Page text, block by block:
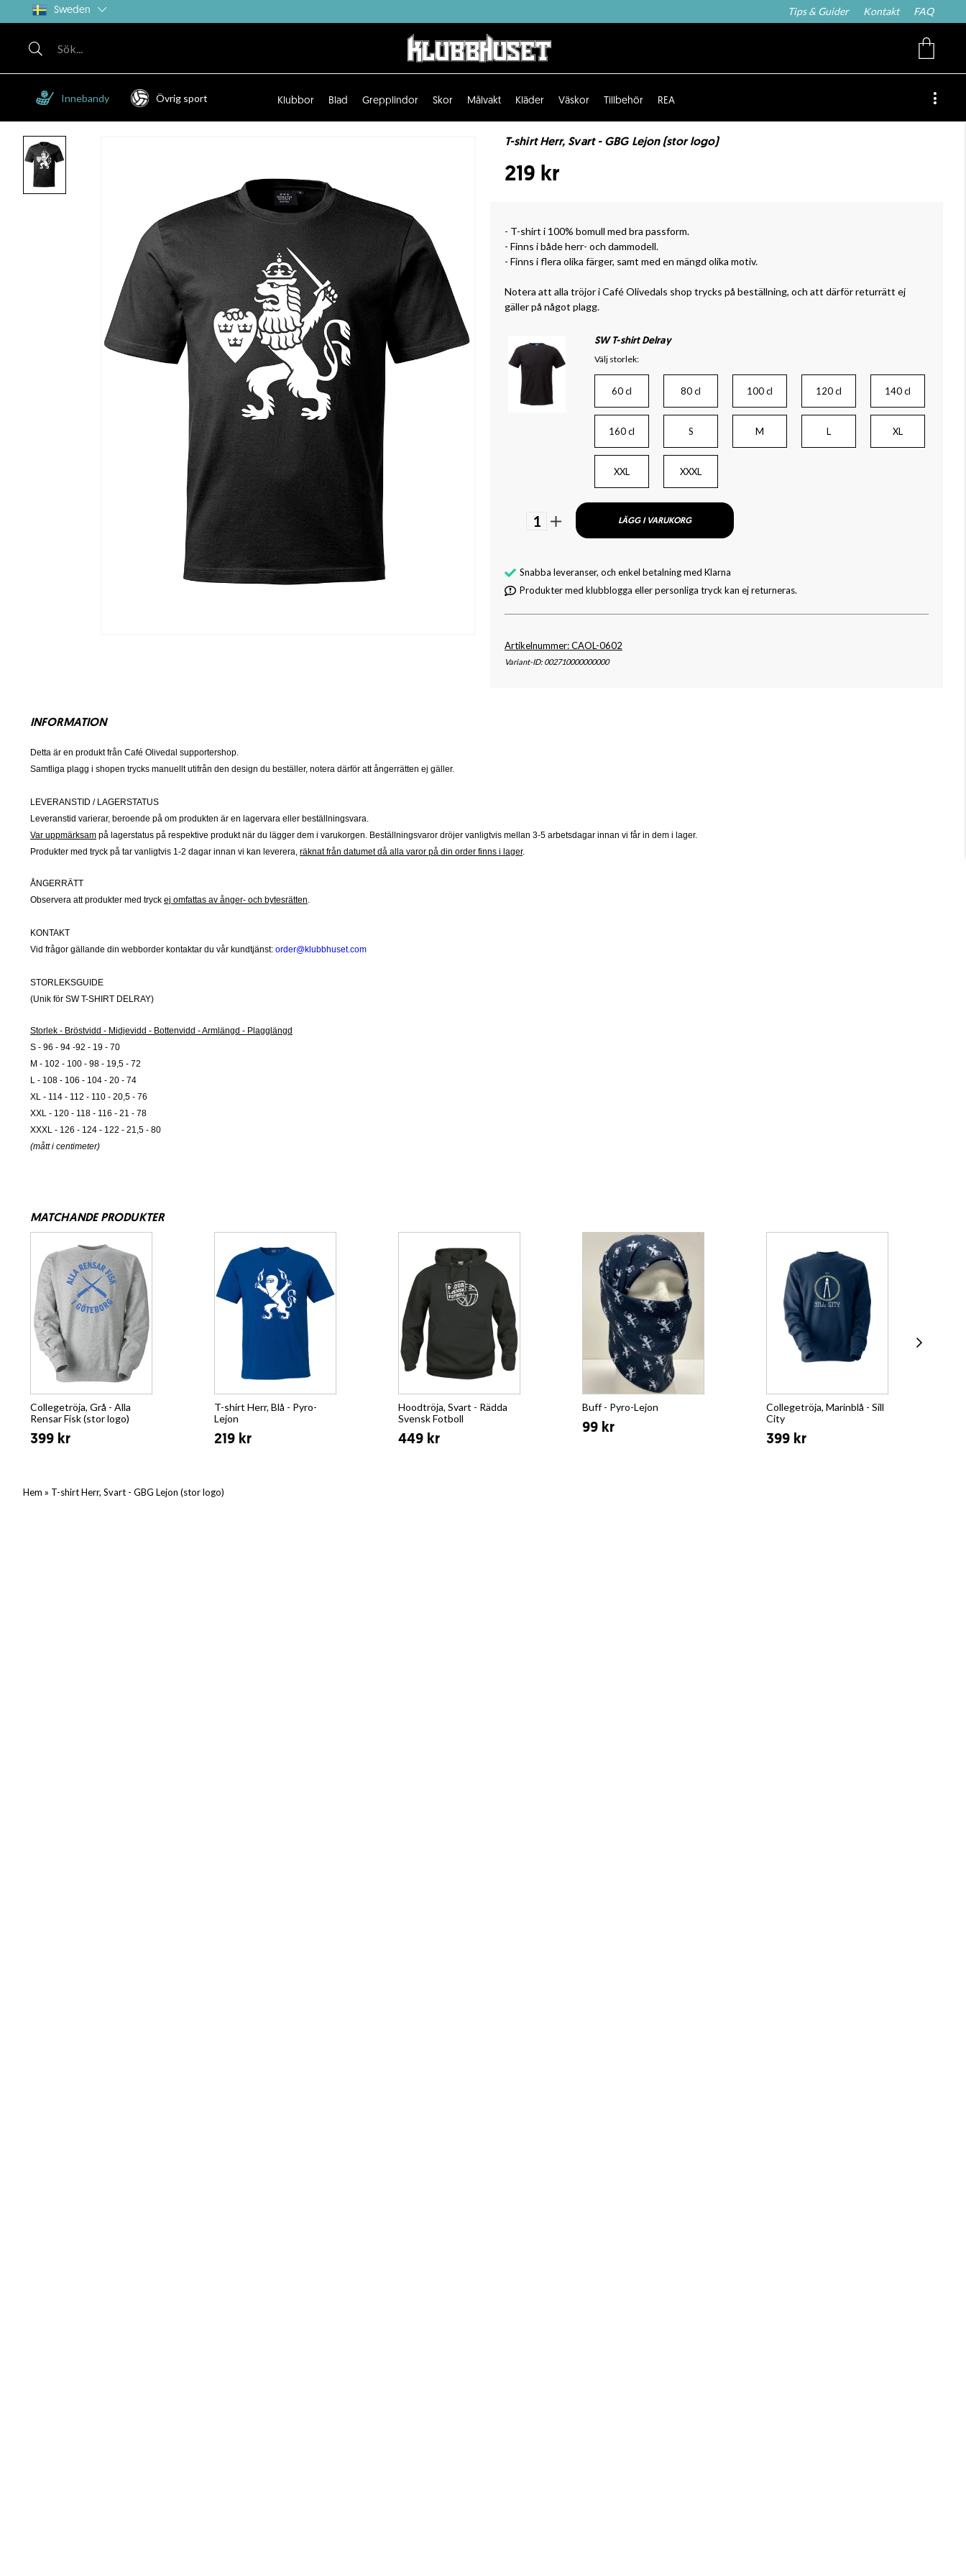
Sweden Tips & Guider Kontakt FAQ
Innebandy Övrig sport Klubbor Blad Grepplindor Skor Målvakt Kläder Väskor Tillbehör REA
T-shirt Herr, Svart - GBG Lejon (stor logo)
219 kr
- T-shirt i 100% bomull med bra passform.
- Finns i både herr- och dammodell.
- Finns i flera olika färger, samt med en mängd olika motiv.
Notera att alla tröjor i Café Olivedals shop trycks på beställning, och att därför returrätt ej
gäller på något plagg.
SW T-shirt Delray
Välj storlek:
60 cl 80 cl 100 cl 120 cl 140 cl
160 cl S M L XL
XXL XXXL
1 LÄGG I VARUKORG
Snabba leveranser, och enkel betalning med Klarna
Produkter med klubblogga eller personliga tryck kan ej returneras.
Artikelnummer: CAOL-0602
Variant-ID: 002710000000000
INFORMATION
Detta är en produkt från Café Olivedal supportershop.
Samtliga plagg i shopen trycks manuellt utifrån den design du beställer, notera därför att ångerrätten ej gäller.
LEVERANSTID / LAGERSTATUS
Leveranstid varierar, beroende på om produkten är en lagervara eller beställningsvara.
Var uppmärksam på lagerstatus på respektive produkt när du lägger dem i varukorgen. Beställningsvaror dröjer vanligtvis mellan 3-5 arbetsdagar innan vi får in dem i lager.
Produkter med tryck på tar vanligtvis 1-2 dagar innan vi kan leverera, räknat från datumet då alla varor på din order finns i lager.
ÅNGERRÄTT
Observera att produkter med tryck ej omfattas av ånger- och bytesrätten.
KONTAKT
Vid frågor gällande din webborder kontaktar du vår kundtjänst: order@klubbhuset.com
STORLEKSGUIDE
(Unik för SW T-SHIRT DELRAY)
Storlek - Bröstvidd - Midjevidd - Bottenvidd - Armlängd - Plagglängd
S - 96 - 94 -92 - 19 - 70
M - 102 - 100 - 98 - 19,5 - 72
L - 108 - 106 - 104 - 20 - 74
XL - 114 - 112 - 110 - 20,5 - 76
XXL - 120 - 118 - 116 - 21 - 78
XXXL - 126 - 124 - 122 - 21,5 - 80
(mått i centimeter)
MATCHANDE PRODUKTER
Collegetröja, Grå - Alla
Rensar Fisk (stor logo)
399 kr
T-shirt Herr, Blå - Pyro-
Lejon
219 kr
Hoodtröja, Svart - Rädda
Svensk Fotboll
449 kr
Buff - Pyro-Lejon
99 kr
Collegetröja, Marinblå - Sill
City
399 kr
Hem » T-shirt Herr, Svart - GBG Lejon (stor logo)